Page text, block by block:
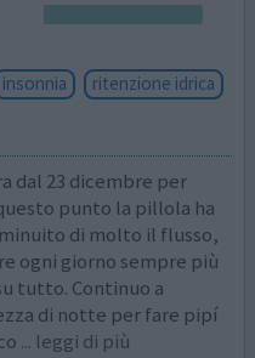
insonnia
ritenzione idrica
dal 23 dicembre per
punto la pillola ha
di molto il flusso,
ogni giorno sempre più
tutto. Continuo a
di notte per fare pipí
... leggi di più